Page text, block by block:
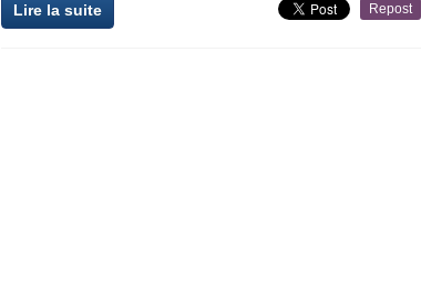
Lire la suite Repost